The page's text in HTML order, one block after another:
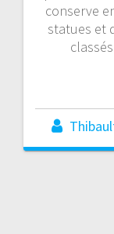
conserve
statues et